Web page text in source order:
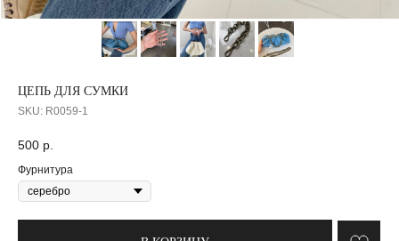
ЦЕПЬ ДЛЯ СУМКИ
SKU: R0059-1
500 р.
Фурнитура